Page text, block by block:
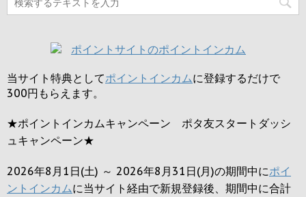
当サイト特典としてポイントインカムに登録するだけで
300円 もらえます。
★ポイントインカムキャンペーン ポタ友スタートダッシ
ュキャンペーン★
2026年8月1日(土) ～ 2026年8月31日(月)の期間中にポイ
ントインカムに当サイト経由で新規登録後、期間中に合計